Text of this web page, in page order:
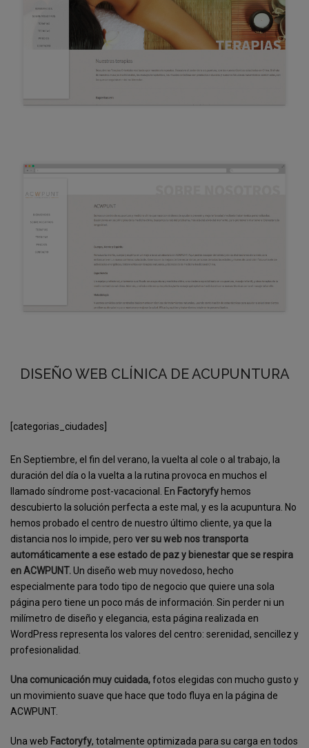
DISEÑO WEB CLÍNICA DE ACUPUNTURA
[categorias_ciudades]
En Septiembre, el fin del verano, la vuelta al cole o al trabajo, la
duración del día o la vuelta a la rutina provoca en muchos el
llamado síndrome post-vacacional. En Factoryfy hemos
descubierto la solución perfecta a este mal, y es la acupuntura. No
hemos probado el centro de nuestro último cliente, ya que la
distancia nos lo impide, pero ver su web nos transporta
automáticamente a ese estado de paz y bienestar que se respira
en ACWPUNT. Un diseño web muy novedoso, hecho
especialmente para todo tipo de negocio que quiere una sola
página pero tiene un poco más de información. Sin perder ni un
milímetro de diseño y elegancia, esta página realizada en
WordPress representa los valores del centro: serenidad, sencillez y
profesionalidad.
Una comunicación muy cuidada,fotos elegidas con mucho gusto y
un movimiento suave que hace que todo fluya en la página de
ACWPUNT.
Una web Factoryfy, totalmente optimizada para su carga en todos